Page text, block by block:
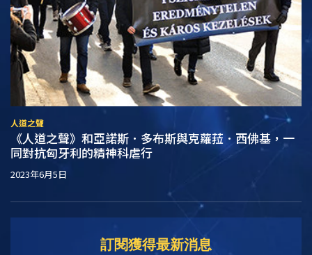
人道之聲
《人道之聲》和亞諾斯．多布斯與克蘿菈．西佛基，一
同對抗匈牙利的精神科虐行
2023年6月5日
訂閱獲得最新消息